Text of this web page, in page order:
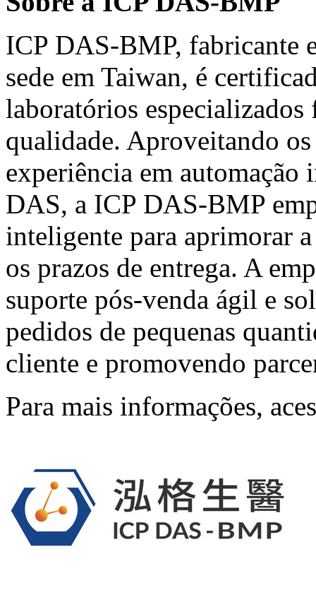
ICP DAS-BMP, fabricante
sede em Taiwan, é
laboratórios especializados
qualidade. Aproveitando
experiência em
DAS, a ICP DAS-BMP
inteligente para aprimorar
os prazos de entrega. A
suporte pós-venda ágil e
pedidos de pequenas
cliente e promovendo
Para mais informações,